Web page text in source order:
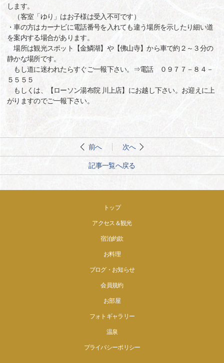
します。
（客室「ゆり」はお子様は受入不可です）
・車の方はカーナビに電話番号を入れても違う場所を示したり細い道
を案内する場合があります。
場所は観光スポット【金鱗湖】や【佛山寺】から車で約２～３分の
静かな場所です。
もし道に迷われたらすぐご一報下さい。⇒電話 ０９７７－８４－
５５５５
もしくは、【ローソン湯布院 川上店】にお越し下さい。お迎えに上
がりますのでご一報下さい。
前へ 次へ
記事一覧へ戻る
トップ
アクセス＆観光
宿泊約款
お料理
ブログ・お知らせ
会員規約
お部屋
フォトギャラリー
温泉
プライバシーポリシー